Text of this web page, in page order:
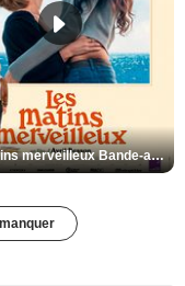
Les Matins merveilleux Bande-annonce VF